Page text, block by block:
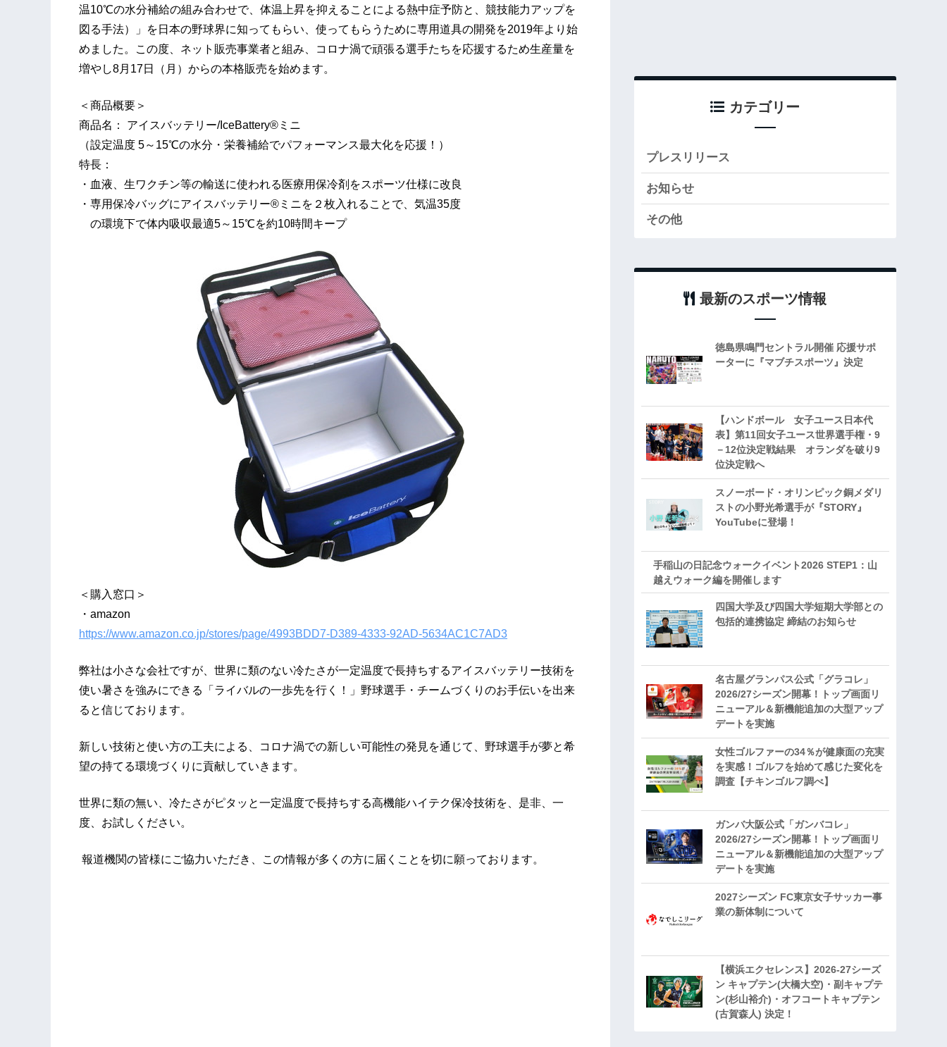
温10℃の水分補給の組み合わせで、体温上昇を抑えることによる熱中症予防と、競技能力アップを
図る手法）」を日本の野球界に知ってもらい、使ってもらうために専用道具の開発を2019年より始
めました。この度、ネット販売事業者と組み、コロナ渦で頑張る選手たちを応援するため生産量を
増やし8月17日（月）からの本格販売を始めます。
＜商品概要＞
商品名： アイスバッテリー/IceBattery®ミニ
（設定温度 5～15℃の水分・栄養補給でパフォーマンス最大化を応援！）
特長：
・血液、生ワクチン等の輸送に使われる医療用保冷剤をスポーツ仕様に改良
・専用保冷バッグにアイスバッテリー®ミニを２枚入れることで、気温35度
の環境下で体内吸収最適5～15℃を約10時間キープ
＜購入窓口＞
・amazon
https://www.amazon.co.jp/stores/page/4993BDD7-D389-4333-92AD-5634AC1C7AD3
弊社は小さな会社ですが、世界に類のない冷たさが一定温度で長持ちするアイスバッテリー技術を
使い暑さを強みにできる「ライバルの一歩先を行く！」野球選手・チームづくりのお手伝いを出来
ると信じております。
新しい技術と使い方の工夫による、コロナ渦での新しい可能性の発見を通じて、野球選手が夢と希
望の持てる環境づくりに貢献していきます。
世界に類の無い、冷たさがピタッと一定温度で長持ちする高機能ハイテク保冷技術を、是非、一
度、お試しください。
報道機関の皆様にご協力いただき、この情報が多くの方に届くことを切に願っております。
カテゴリー
プレスリリース
お知らせ
その他
最新のスポーツ情報
徳島県鳴門セントラル開催 応援サポ
ーターに『マブチスポーツ』決定
【ハンドボール 女子ユース日本代
表】第11回女子ユース世界選手権・9
－12位決定戦結果 オランダを破り9
位決定戦へ
スノーボード・オリンピック銅メダリ
ストの小野光希選手が『STORY』
YouTubeに登場！
手稲山の日記念ウォークイベント2026 STEP1：山
越えウォーク編を開催します
四国大学及び四国大学短期大学部との
包括的連携協定 締結のお知らせ
名古屋グランパス公式「グラコレ」
2026/27シーズン開幕！トップ画面リ
ニューアル＆新機能追加の大型アップ
デートを実施
女性ゴルファーの34％が健康面の充実
を実感！ゴルフを始めて感じた変化を
調査【チキンゴルフ調べ】
ガンバ大阪公式「ガンバコレ」
2026/27シーズン開幕！トップ画面リ
ニューアル＆新機能追加の大型アップ
デートを実施
2027シーズン FC東京女子サッカー事
業の新体制について
【横浜エクセレンス】2026-27シーズ
ン キャプテン(大橋大空)・副キャプテ
ン(杉山裕介)・オフコートキャプテン
(古賀森人) 決定！